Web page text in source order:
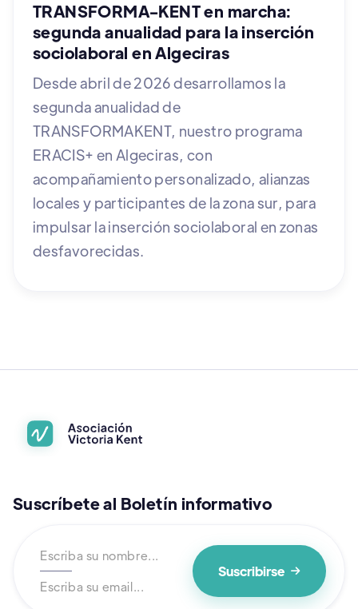
TRANSFORMA-KENT en marcha:
segunda anualidad para la inserción
sociolaboral en Algeciras
Desde abril de 2026 desarrollamos la
segunda anualidad de
TRANSFORMAKENT, nuestro programa
ERACIS+ en Algeciras, con
acompañamiento personalizado, alianzas
locales y participantes de la zona sur, para
impulsar la inserción sociolaboral en zonas
desfavorecidas.
Suscríbete al Boletín informativo
